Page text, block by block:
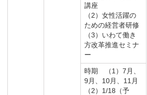
講座
（2）女性活躍の
ための経営者研修
（3）いわて働き
方改革推進セミナ
ー
時期 （1）7月、
9月、10月、11月
（2）1/18（予